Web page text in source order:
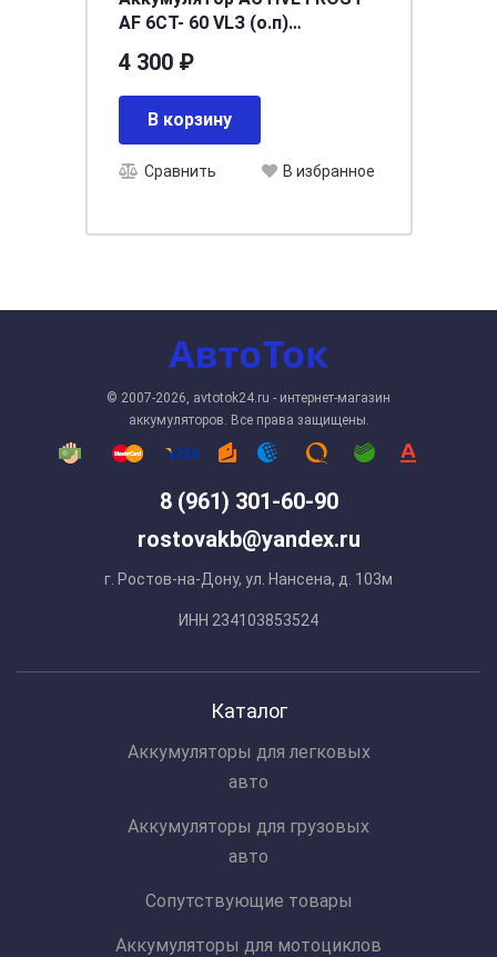
AF 6СТ- 60 VLЗ (о.п)
4 300 ₽
В корзину
Сравнить В избранное
8 (961) 301-60-90
rostovakb@yandex.ru
г. Ростов-на-Дону, ул. Нансена, д. 103м
ИНН 234103853524
© 2007-2026, avtotok24.ru - интернет-магазин
аккумуляторов. Все права защищены.
Каталог
Аккумуляторы для легковых
авто
Аккумуляторы для грузовых
авто
Сопутствующие товары
Аккумуляторы для мотоциклов